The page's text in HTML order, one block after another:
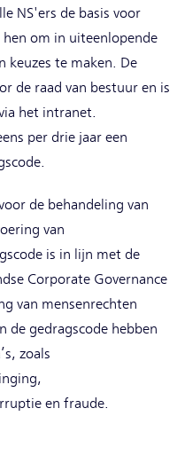
NS'ers de basis voor
om in uiteenlopende
keuzes te maken. De
de raad van bestuur en is
het intranet.
per drie jaar een
de behandeling van
van
is in lijn met de
Corporate Governance
van mensenrechten
de gedragscode hebben
zoals
en fraude.